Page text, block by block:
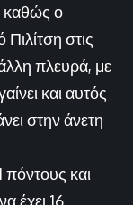
καθώς ο
στις
πλευρά, με
και αυτός
στην άνετη
πόντους και
έχει 16